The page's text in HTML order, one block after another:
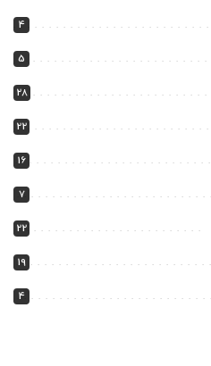
4
5
28
22
16
7
22
19
4